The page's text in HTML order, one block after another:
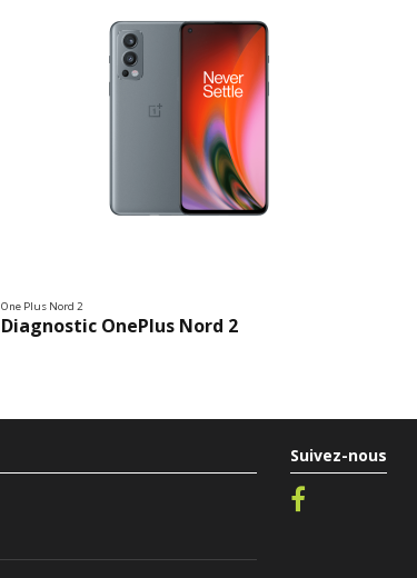
One Plus Nord 2
Diagnostic OnePlus Nord 2
Suivez-nous